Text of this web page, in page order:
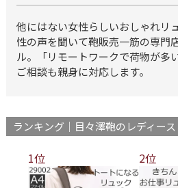
他にはない女性らしいおしゃれ
性の声を聞いて鞄販売一筋の専門
ル。「リモートワークで荷物が多
ご相談も親身に対応します。
ランキング｜目々澤鞄のレディー
1位 2位